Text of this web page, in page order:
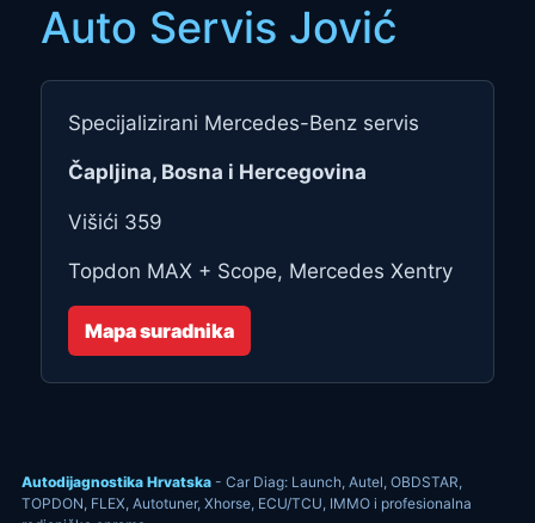
Auto Servis Jović
Specijalizirani Mercedes-Benz servis
Čapljina, Bosna i Hercegovina
Višići 359
Topdon MAX + Scope, Mercedes Xentry
Mapa suradnika
Autodijagnostika Hrvatska - Car Diag: Launch, Autel, OBDSTAR,
TOPDON, FLEX, Autotuner, Xhorse, ECU/TCU, IMMO i profesionalna